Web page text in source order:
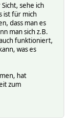
sehe ich
ist für mich
dass man es
man sich z.B.
funktioniert,
was es
hat
zum